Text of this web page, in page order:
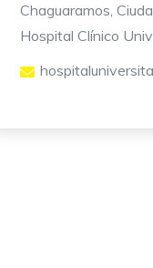
Chaguaramos,
Hospital Clínico